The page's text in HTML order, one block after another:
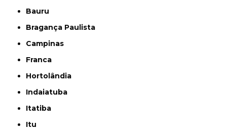
Bauru
Bragança Paulista
Campinas
Franca
Hortolândia
Indaiatuba
Itatiba
Itu